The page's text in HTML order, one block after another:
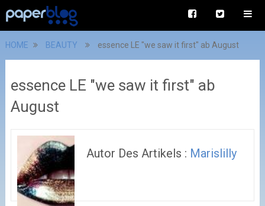
HOME BEAUTY essence LE "we saw it first" ab August
essence LE "we saw it first" ab
August
Autor Des Artikels : Marislilly